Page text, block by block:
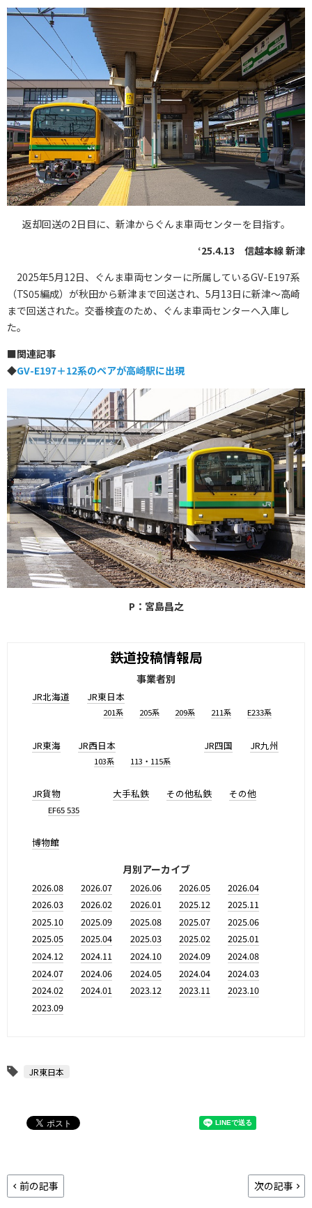
返却回送の2日目に、新津からぐんま車両センターを目指す。
‘25.4.13 信越本線 新津
2025年5月12日、ぐんま車両センターに所属しているGV-E197系
（TS05編成）が秋田から新津まで回送され、5月13日に新津〜高崎
まで回送された。交番検査のため、ぐんま車両センターへ入庫し
た。
■関連記事
◆GV-E197＋12系のペアが高崎駅に出現
P：宮島昌之
鉄道投稿情報局
事業者別
JR北海道 JR東日本
201系 205系 209系 211系 E233系
JR東海 JR西日本
103系 113・115系
JR四国 JR九州
JR貨物
EF65 535
大手私鉄 その他私鉄 その他
博物館
月別アーカイブ
2026.08 2026.07 2026.06 2026.05
2026.04
2026.03
2026.02 2026.01 2025.12
2025.11
2025.10
2025.09 2025.08 2025.07
2025.06
2025.05
2025.04 2025.03 2025.02
2025.01
2024.12
2024.11 2024.10 2024.09
2024.08
2024.07
2024.06 2024.05 2024.04
2024.03
2024.02
2024.01 2023.12 2023.11
2023.10
2023.09
JR東日本
前の記事 次の記事